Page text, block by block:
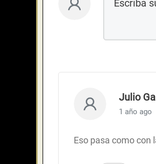
Julio
1 año ago
Eso pasa como con